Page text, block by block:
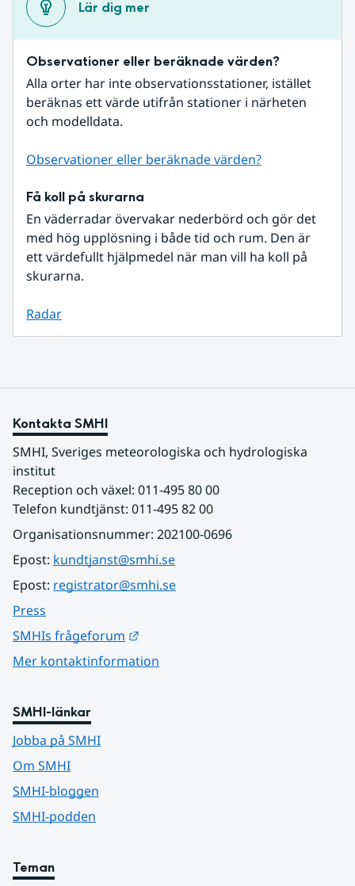
Lär dig mer
Observationer eller beräknade värden?
Alla orter har inte observationsstationer, istället
beräknas ett värde utifrån stationer i närheten
och modelldata.
Observationer eller beräknade värden?
Få koll på skurarna
En väderradar övervakar nederbörd och gör det
med hög upplösning i både tid och rum. Den är
ett värdefullt hjälpmedel när man vill ha koll på
skurarna.
Radar
Kontakta SMHI
SMHI, Sveriges meteorologiska och hydrologiska
institut
Reception och växel: 011-495 80 00
Telefon kundtjänst: 011-495 82 00
Organisationsnummer: 202100-0696
Epost: kundtjanst@smhi.se
Epost: registrator@smhi.se
Press
SMHIs frågeforum
Mer kontaktinformation
SMHI-länkar
Jobba på SMHI
Om SMHI
SMHI-bloggen
SMHI-podden
Teman